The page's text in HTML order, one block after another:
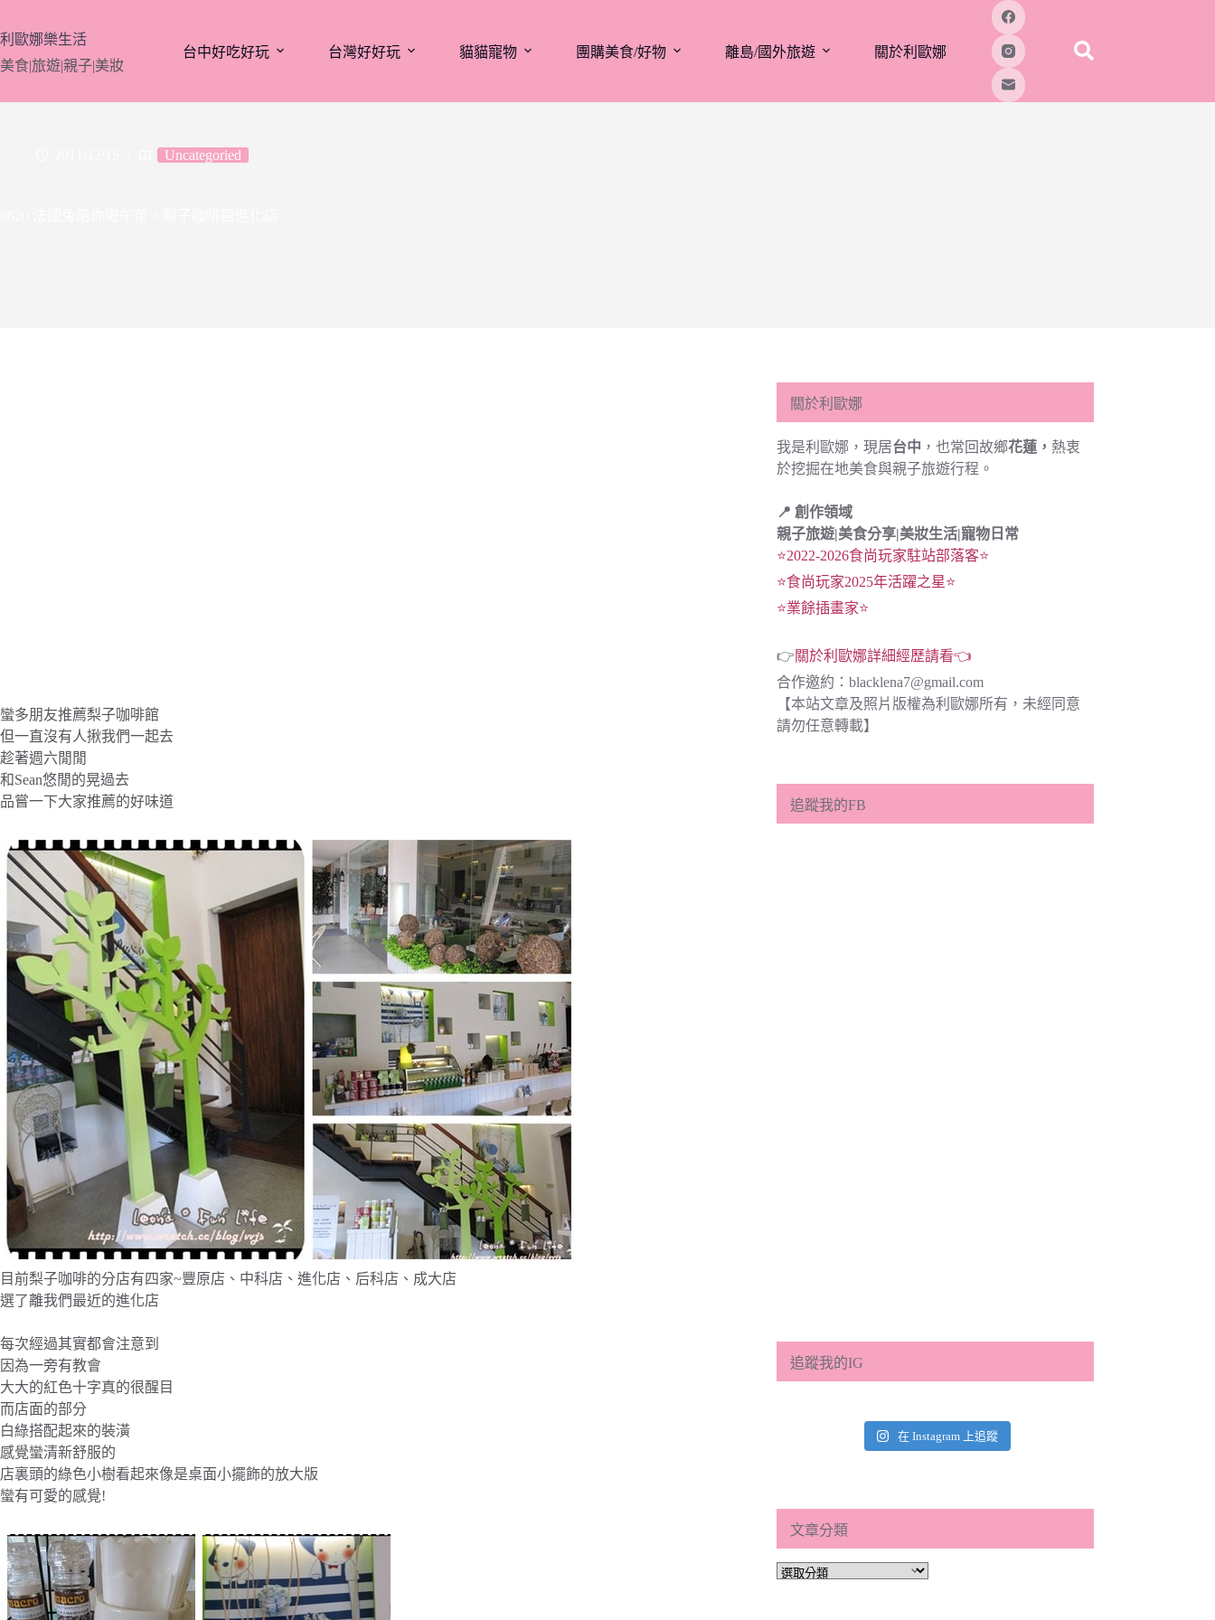
至
主
要
利歐娜樂生活
美食|旅遊|親子|美妝
台中好吃好玩 台灣好好玩 貓貓寵物 團購美食/好物 離島/國外旅遊 關於利歐娜
Uncategoried
蠻多朋友推薦梨子咖啡館
但一直沒有人揪我們一起去
趁著週六閒閒
和Sean悠閒的晃過去
品嘗一下大家推薦的好味道
目前梨子咖啡的分店有四家~豐原店、中科店、進化店、后科店、成大店
選了離我們最近的進化店
每次經過其實都會注意到
因為一旁有教會
大大的紅色十字真的很醒目
而店面的部分
白綠搭配起來的裝潢
感覺蠻清新舒服的
店裏頭的綠色小樹看起來像是桌面小擺飾的放大版
蠻有可愛的感覺!
關於利歐娜
我是利歐娜，現居台中 ，也常回故鄉花蓮， 熱衷
於挖掘在地美食與親子旅遊行程。
📍 創作領域
親子旅遊|美食分享|美妝生活|寵物日常
⭐2022-2026食尚玩家駐站部落客⭐
⭐食尚玩家2025年活躍之星⭐
⭐業餘插畫家⭐
👉關於利歐娜詳細經歷請看👈
合作邀約： blacklena7@gmail.com
【本站文章及照片版權為利歐娜所有，未經同意
請勿任意轉載】
追蹤我的FB
追蹤我的IG
在 Instagram 上追蹤
文章分類
文